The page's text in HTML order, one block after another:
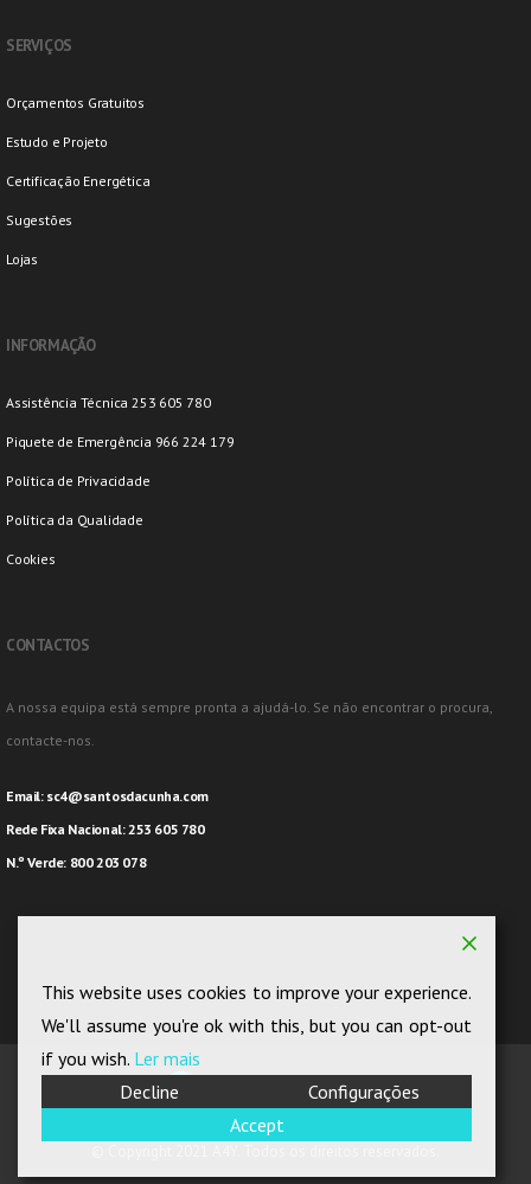
SERVIÇOS
Orçamentos Gratuitos
Estudo e Projeto
Certificação Energética
Sugestões
Lojas
INFORMAÇÃO
Assistência Técnica 253 605 780
Piquete de Emergência 966 224 179
Política de Privacidade
Política da Qualidade
Cookies
CONTACTOS
A nossa equipa está sempre pronta a ajudá-lo. Se não encontrar o procura,
contacte-nos.
Email: sc4@santosdacunha.com
Rede Fixa Nacional: 253 605 780
N.º Verde: 800 203 078
This website uses cookies to improve your experience.
We'll assume you're ok with this, but you can opt-out
if you wish. Ler mais
Decline
Configurações
Accept